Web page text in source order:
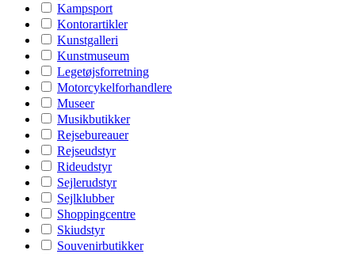
Kampsport
Kontorartikler
Kunstgalleri
Kunstmuseum
Legetøjsforretning
Motorcykelforhandlere
Museer
Musikbutikker
Rejsebureauer
Rejseudstyr
Rideudstyr
Sejlerudstyr
Sejlklubber
Shoppingcentre
Skiudstyr
Souvenirbutikker